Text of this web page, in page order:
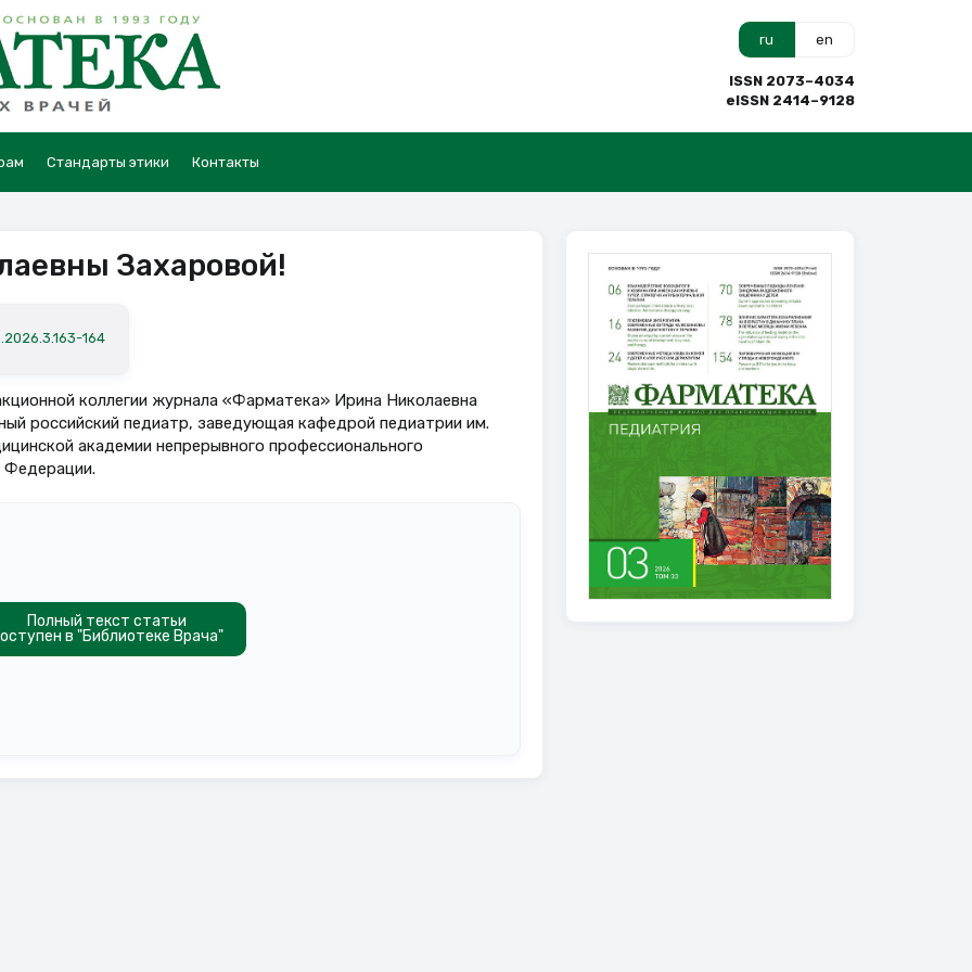
ru en
ISSN 2073–4034
eISSN 2414–9128
Стандарты этики Контакты
Захаровой!
164
коллегии журнала «Фарматека» Ирина Николаевна
российский педиатр, заведующая кафедрой педиатрии им.
академии непрерывного профессионального
Федерации.
Полный текст статьи
в "Библиотеке Врача"